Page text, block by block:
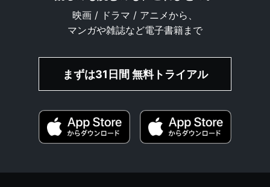
映画 / ドラマ / アニメから、
マンガや雑誌など電子書籍まで
まずは31日間 無料トライアル